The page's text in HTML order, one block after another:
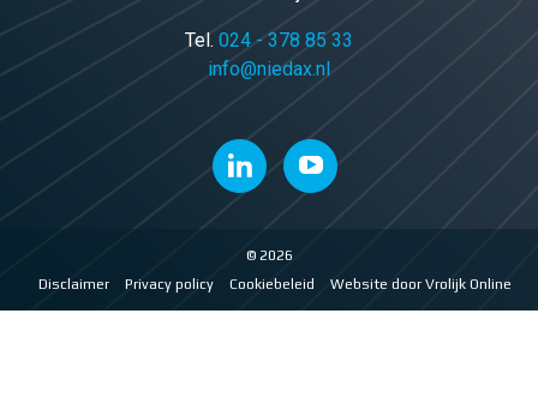
Tel. 024 - 378 85 33
info@niedax.nl
© 2026
Disclaimer
Privacy policy Cookiebeleid Website door Vrolijk Online